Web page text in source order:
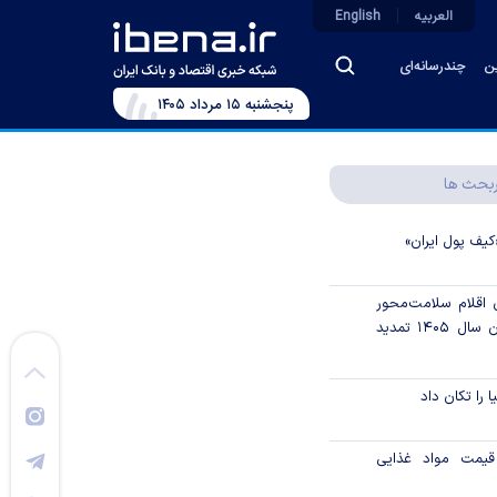
چندرسانه‌ای
العربیه English
پنجشنبه ۱۵ مرداد ۱۴۰۵
ها
پول ایران»
اقلام سلامت‌محور
از اوراق گام تا پایان سال ۱۴۰۵ تمدید
را تکان داد
مواد غذایی